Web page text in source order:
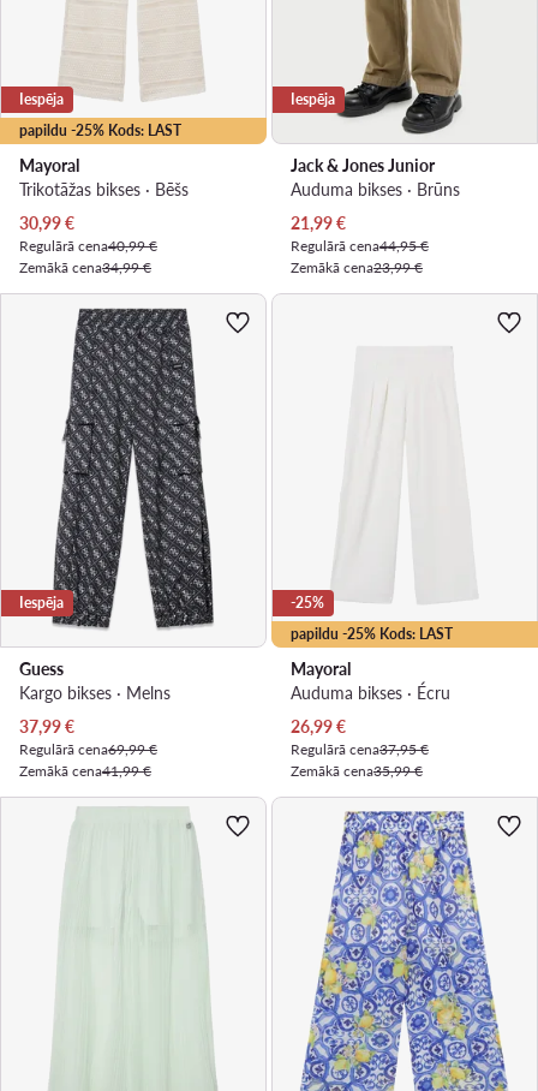
papildu -25% Kods: LAST
Iespēja
Mayoral
Trikotāžas bikses · Bēšs
Pašreizējā cena
30,99€
Regulārā cena40,99 €
Zemākā cena34,99 €
Iespēja
Jack & Jones Junior
Auduma bikses · Brūns
Pašreizējā cena
21,99€
Regulārā cena44,95 €
Zemākā cena23,99 €
Iespēja
Guess
Kargo bikses · Melns
Pašreizējā cena
37,99€
Regulārā cena69,99 €
Zemākā cena41,99 €
papildu -25% Kods: LAST
-25%
Mayoral
Auduma bikses · Écru
Pašreizējā cena
26,99€
Regulārā cena37,95 €
Zemākā cena35,99 €